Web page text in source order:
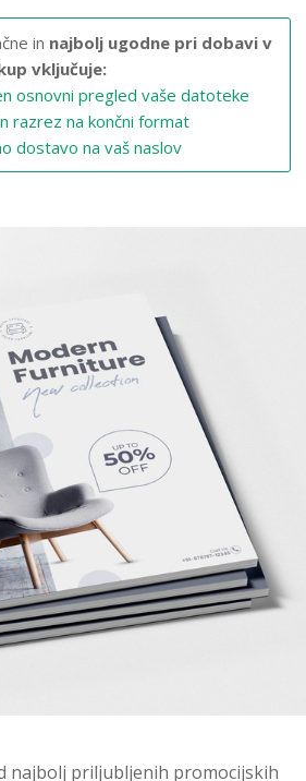
in najbolj ugodne pri dobavi v
vključuje:
osnovni pregled vaše datoteke
razrez na končni format
dostavo na vaš naslov
najbolj priljubljenih promocijskih